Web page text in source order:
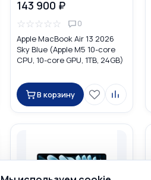
143 900 ₽
☆☆☆☆☆ 0
Apple MacBook Air 13 2026
Sky Blue (Apple M5 10-core
CPU, 10-core GPU, 1TB, 24GB)
В корзину